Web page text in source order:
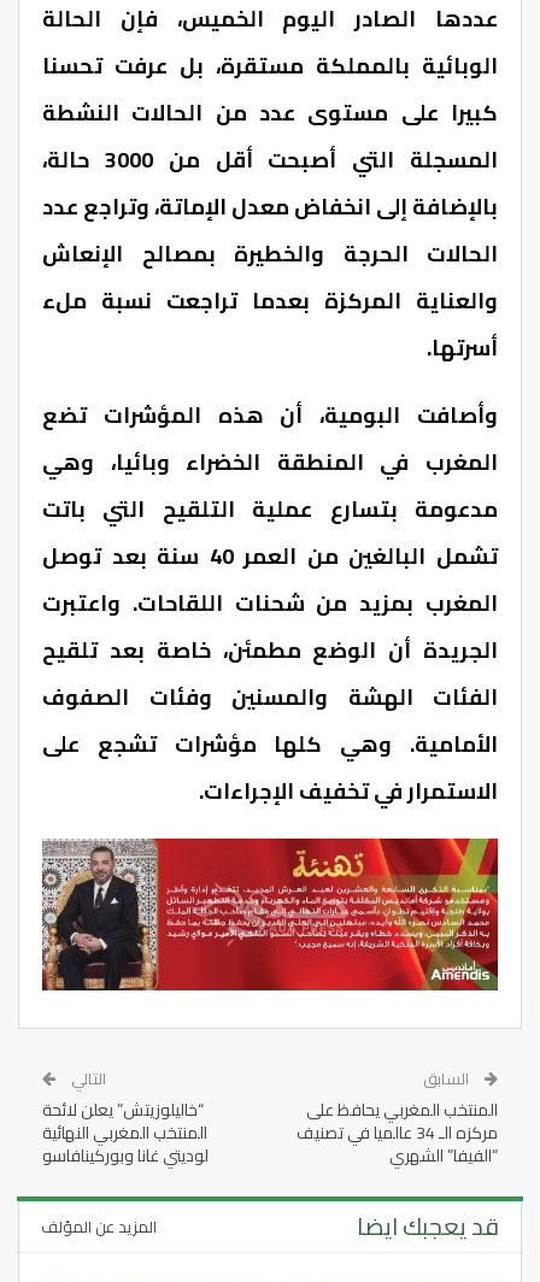
عددها الصادر اليوم الخميس، فإن الحالة
الوبائية بالمملكة مستقرة، بل عرفت تحسنا
كبيرا على مستوى عدد من الحالات النشطة
المسجلة التي أصبحت أقل من 3000 حالة،
بالإضافة إلى انخفاض معدل الإماتة، وتراجع عدد
الحالات الحرجة والخطيرة بمصالح الإنعاش
والعناية المركزة بعدما تراجعت نسبة ملء
أسرتها.
وأصافت البومية، أن هذه المؤشرات تضع
المغرب في المنطقة الخضراء وبائيا، وهي
مدعومة بتسارع عملية التلقيح التي باتت
تشمل البالغين من العمر 40 سنة بعد توصل
المغرب بمزيد من شحنات اللقاحات. واعتبرت
الجريدة أن الوضع مطمئن، خاصة بعد تلقيح
الفئات الهشة والمسنين وفئات الصفوف
الأمامية. وهي كلها مؤشرات تشجع على
الاستمرار في تخفيف الإجراءات.
السابق
المنتخب المغربي يحافظ على
مركزه الـ 34 عالميا في تصنيف
“الفيفا” الشهري
التالي
“خاليلوزيتش” يعلن لائحة
المنتخب المغربي النهائية
لوديتي غانا وبوركينافاسو
قد يعجبك ايضا المزيد عن المؤلف